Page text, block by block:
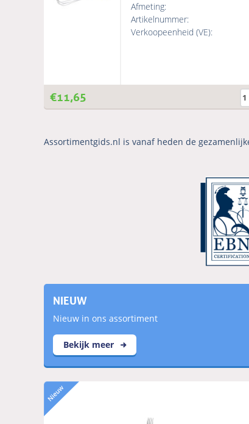
Afmeting:
Artikelnummer:
Verkoopeenheid (VE):
€11,65
Assortimentgids.nl is vanaf heden de
NIEUW
Nieuw in ons assortiment
Bekijk meer